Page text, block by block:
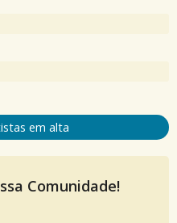
em alta
Comunidade!